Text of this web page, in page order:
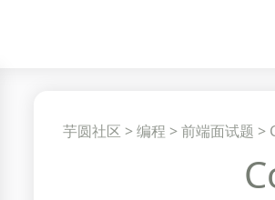
芋圆社区 >编程 >前端面试题 >